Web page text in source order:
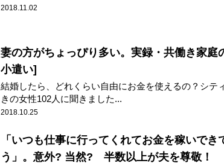
2018.11.02
妻の方がちょっぴり多い。実録・共働き家庭
小遣い]
結婚したら、どれくらい自由にお金を使えるの？シテ
きの女性102人に聞きました...
2018.10.25
「いつも仕事に行ってくれてお金を稼いでき
う」。意外? 当然? 半数以上が夫を尊敬！